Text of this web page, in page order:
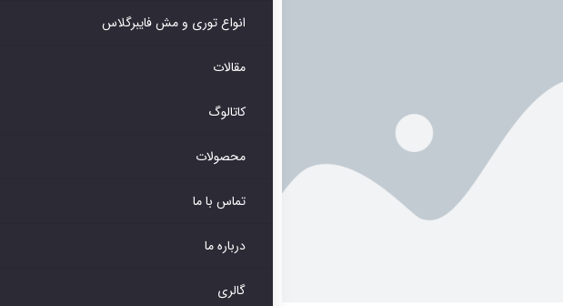
انواع توری و مش فایبرگلاس
مقالات
کاتالوگ
محصولات
تماس با ما
درباره ما
گالری